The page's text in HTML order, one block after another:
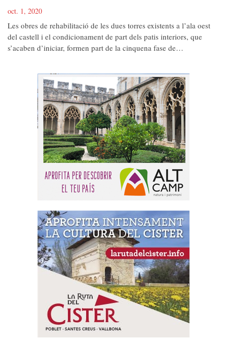
oct. 1, 2020
Les obres de rehabilitació de les dues torres existents a l’ala oest
del castell i el condicionament de part dels patis interiors, que
s’acaben d’iniciar, formen part de la cinquena fase de…